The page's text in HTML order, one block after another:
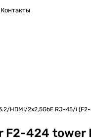
Контакты
HDMI/2x2,5GbE RJ-45/i
F2-424 tower